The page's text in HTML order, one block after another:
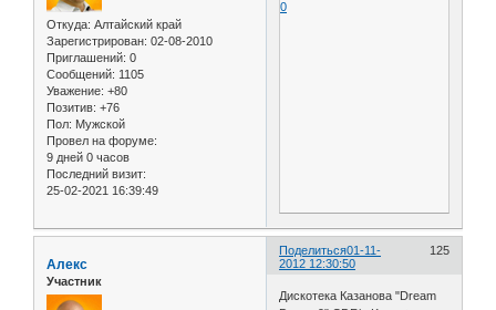
Откуда: Алтайский край
Зарегистрирован: 02-08-2010
Приглашений: 0
Сообщений: 1105
Уважение: +80
Позитив: +76
Пол: Мужской
Провел на форуме:
9 дней 0 часов
Последний визит:
25-02-2021 16:39:49
0
Поделиться 125
01-11-
2012 12:30:50
Алекс
Участник
Дискотека Казанова "Dream